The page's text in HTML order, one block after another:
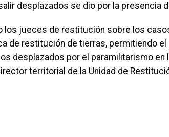
desplazados se dio por la presencia
los jueces de restitución sobre los
de restitución de tierras, permitiendo
desplazados por el paramilitarismo en
territorial de la Unidad de